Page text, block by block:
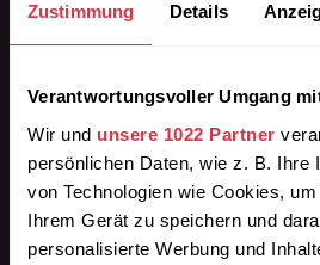
Zustimmung Details
Verantwortungsvoller Umgang
Wir und unsere 1022 Partner
persönlichen Daten, wie z. B. Ihre
von Technologien wie Cookies,
Ihrem Gerät zu speichern und
personalisierte Werbung und
Wir liefern die passende
Gummigranulat in
Finden Sie Ihre
Auffahrrampe,
Überladebrücke für